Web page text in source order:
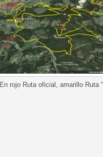
En rojo Ruta oficial, amarillo Ruta